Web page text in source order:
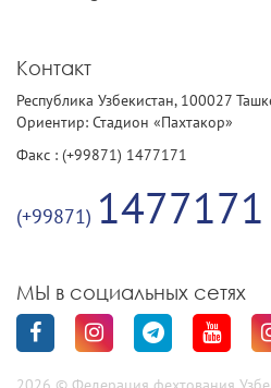
Контакт
Республика Узбекистан, 100027
Ориентир: Стадион «Пахтакор»
Факс : (+99871) 1477171
(+99871) 1477171
МЫ в социальных сетях